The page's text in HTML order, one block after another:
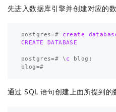
先进入数据库引擎并创建对应的
postgres=# create
CREATE
DATABASE
postgres=# \ c blog ;
blog=#
通过 SQL 语句创建上面所提到的